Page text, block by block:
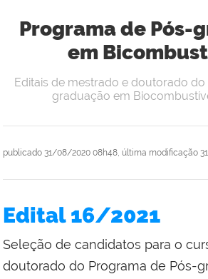
Programa de Pós-
em
publicado 31/08/2020 08h48, última modificação
Editais de mestrado e doutorado
graduação em
Edital 16/2021
Seleção de candidatos para o
doutorado do Programa de Pós-